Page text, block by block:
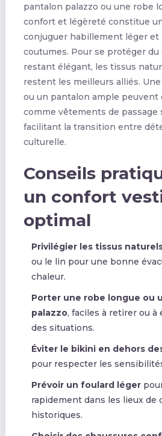
pantalon palazzo ou une robe
confort et légèreté constitue
conjuguer habillement léger et
coutumes. Pour se protéger
restant élégant, les tissus
restent les meilleurs alliés.
ou un pantalon ample peuvent
comme vêtements de passage
facilitant la transition entre
culturelle.
Conseils
un confort
optimal
Privilégier les tissus
ou le lin pour une bonne
chaleur.
Porter une robe longue ou
palazzo, faciles à retirer ou
des situations.
Éviter le bikini en dehors
pour respecter les
Prévoir un foulard léger
rapidement dans les lieux de
historiques.